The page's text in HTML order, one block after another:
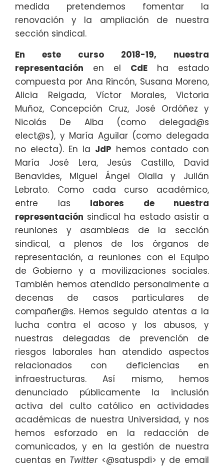
medida pretendemos fomentar la
renovación y la ampliación de nuestra
sección sindical.
En este curso 2018-19, nuestra
representación en el CdE ha estado
compuesta por Ana Rincón, Susana Moreno,
Alicia Reigada, Víctor Morales, Victoria
Muñoz, Concepción Cruz, José Ordóñez y
Nicolás De Alba (como delegad@s
elect@s), y María Aguilar (como delegada
no electa). En la JdP hemos contado con
María José Lera, Jesús Castillo, David
Benavides, Miguel Ángel Olalla y Julián
Lebrato. Como cada curso académico,
entre las labores de nuestra
representación sindical ha estado asistir a
reuniones y asambleas de la sección
sindical, a plenos de los órganos de
representación, a reuniones con el Equipo
de Gobierno y a movilizaciones sociales.
También hemos atendido personalmente a
decenas de casos particulares de
compañer@s. Hemos seguido atentas a la
lucha contra el acoso y los abusos, y
nuestras delegadas de prevención de
riesgos laborales han atendido aspectos
relacionados con deficiencias en
infraestructuras. Así mismo, hemos
denunciado públicamente la inclusión
activa del culto católico en actividades
académicas de nuestra Universidad, y nos
hemos esforzado en la redacción de
comunicados, y en la gestión de nuestra
cuentas en Twitter<@satuspdi> y de email